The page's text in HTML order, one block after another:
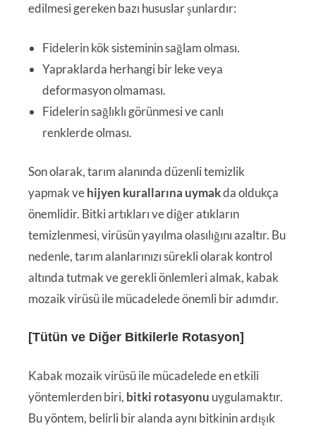
edilmesi gereken bazı hususlar şunlardır:
Fidelerin kök sisteminin sağlam olması.
Yapraklarda herhangi bir leke veya
deformasyon olmaması.
Fidelerin sağlıklı görünmesi ve canlı
renklerde olması.
Son olarak, tarım alanında düzenli temizlik
yapmak vehijyen kurallarına uymakda oldukça
önemlidir. Bitki artıkları ve diğer atıkların
temizlenmesi, virüsün yayılma olasılığını azaltır. Bu
nedenle, tarım alanlarınızı sürekli olarak kontrol
altında tutmak ve gerekli önlemleri almak, kabak
mozaik virüsü ile mücadelede önemli bir adımdır.
[Tütün ve Diğer Bitkilerle Rotasyon]
Kabak mozaik virüsü ile mücadelede en etkili
yöntemlerden biri, bitki rotasyonu uygulamaktır.
Bu yöntem, belirli bir alanda aynı bitkinin ardışık